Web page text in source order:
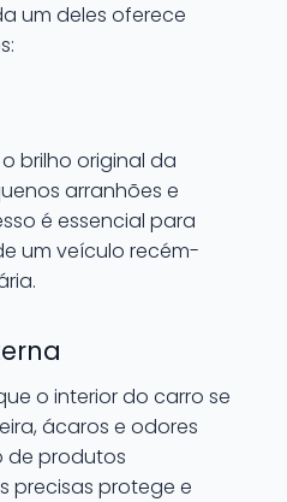
um deles oferece
brilho original da
arranhões e
é essencial para
um veículo recém-
o interior do carro se
ácaros e odores
de produtos
precisas protege e